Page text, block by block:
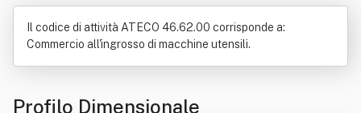
Il codice di attività ATECO 46.62.00 corrisponde a:
Commercio all'ingrosso di macchine utensili.
Profilo Dimensionale